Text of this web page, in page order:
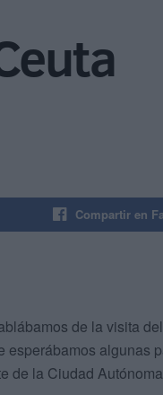
Compartir en
de la visita
algunas
de la Ciudad